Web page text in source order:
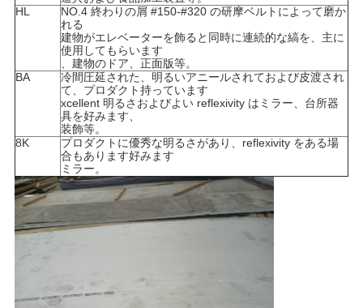
HL
NO.4 終わりの屑 #150-#320 の研摩ベルトによって磨か
れる
建物がエレベーターを飾ると同時に連続的な縞を、主に
使用してもらいます
、建物のドア、正面版等。
BA
冷間圧延された、明るいアニールされておよび皮渡され
て、プロダクト持っています
xcellent 明るさおよびよい reflexivity はミラー、台所器
具を好みます、
装飾等。
8K
プロダクトに優秀な明るさがあり、reflexivity をある場
合もあります好みます
ミラー。